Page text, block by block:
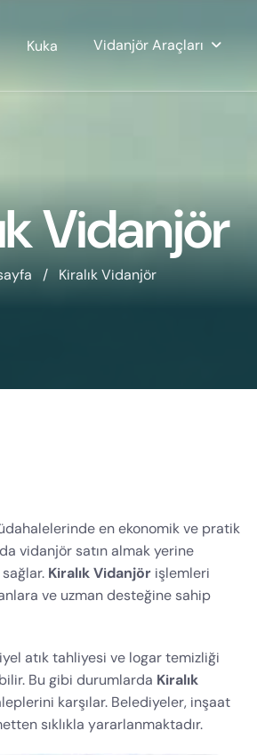
Kuka Vidanjör Araçları
Vidanjör
/ Kiralık Vidanjör
en ekonomik ve pratik
vidanjör satın almak yerine
Kiralık Vidanjör işlemleri
ve uzman desteğine sahip
atık tahliyesi ve logar temizliği
Bu gibi durumlarda Kiralık
karşılar. Belediyeler, inşaat
sıklıkla yararlanmaktadır.